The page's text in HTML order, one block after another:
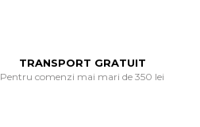
TRANSPORT GRATUIT
Pentru comenzi mai mari de 350 lei